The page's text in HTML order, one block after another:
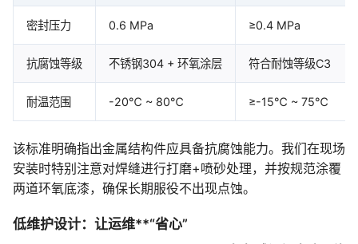
密封压力 0.6 MPa ≥0.4 MPa
抗腐蚀等级 不锈钢304 + 环氧涂层 符合耐蚀等级C3
耐温范围 -20℃ ~ 80℃ ≥-15℃ ~ 75℃
该标准明确指出金属结构件应具备抗腐蚀能力。我们在现场
安装时特别注意对焊缝进行打磨+喷砂处理，并按规范涂覆
两道环氧底漆，确保长期服役不出现点蚀。
低维护设计：让运维**“省心”